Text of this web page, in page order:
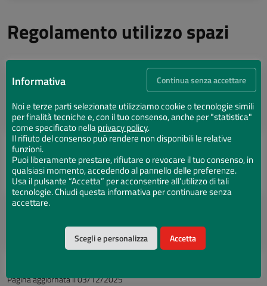
Regolamento utilizzo spazi
Regolamento per l’utilizzo degli spazi (PDF 55
KB)
Manuale d’uso delle sale
Pagina aggiornata il 03/12/2025
Informativa
Noi e terze parti selezionate utilizziamo cookie o tecnologie simili
per finalità tecniche e, con il tuo consenso, anche per "statistica"
come specificato nellaprivacy policy.
Il rifiuto del consenso può rendere non disponibili le relative
funzioni.
Puoi liberamente prestare, rifiutare o revocare il tuo consenso, in
qualsiasi momento, accedendo al pannello delle preferenze.
Usa il pulsante “Accetta” per acconsentire all'utilizzo di tali
tecnologie. Chiudi questa informativa per continuare senza
accettare.
Scegli e personalizza Accetta
Continua senza accettare